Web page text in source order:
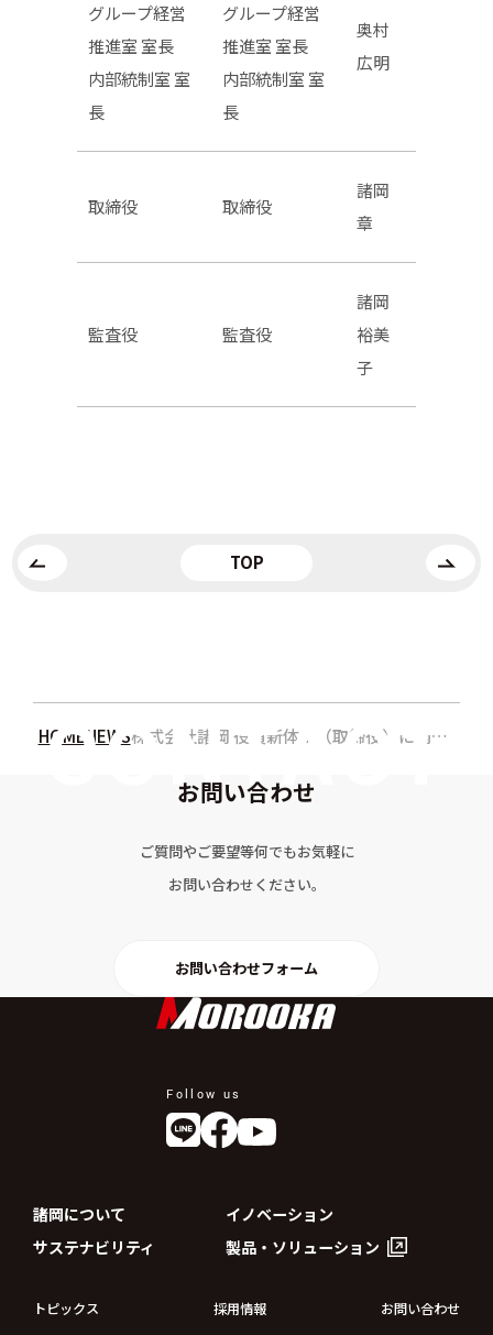
グループ経営
推進室 室長
内部統制室 室
長
グループ経営
推進室 室長
内部統制室 室
長
奥村
広明
取締役 取締役
諸岡
章
監査役 監査役
諸岡
裕美
子
TOP
HOMENEWS 株式会社諸岡 役員新体制（取締役）に関するお知らせ
お問い合わせ
ご質問やご要望等何でもお気軽に
お問い合わせください。
お問い合わせフォーム
Follow us
諸岡について
イノベーション
サステナビリティ
製品・ソリューション
トピックス 採用情報 お問い合わせ